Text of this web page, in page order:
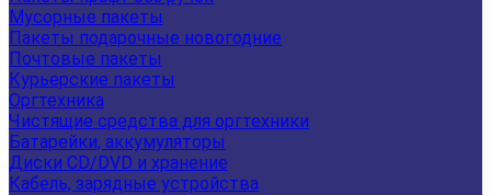
Мусорные пакеты
Пакеты подарочные новогодние
Почтовые пакеты
Курьерские пакеты
Оргтехника
Чистящие средства для оргтехники
Батарейки, аккумуляторы
Диски CD/DVD и хранение
Кабель, зарядные устройства